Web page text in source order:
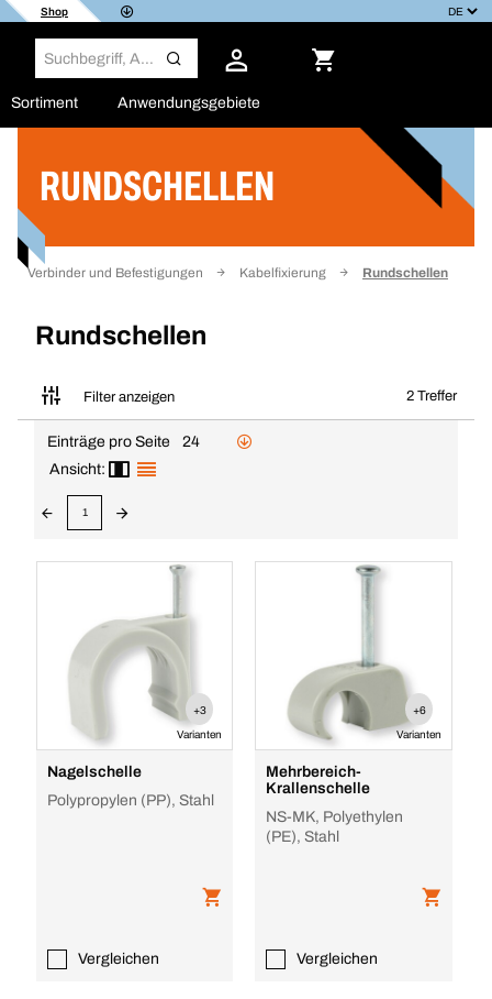
Shop
Sortiment Anwendungsgebiete
RUNDSCHELLEN
Verbinder und Befestigungen Kabelfixierung Rundschellen
Rundschellen
Filter anzeigen 2 Treffer
Filter
Einträge pro Seite
24
Ansicht:
1
+3
Varianten
Nagelschelle
Polypropylen (PP), Stahl
Vergleichen
+6
Varianten
Mehrbereich-
Krallenschelle
NS-MK, Polyethylen
(PE), Stahl
Vergleichen